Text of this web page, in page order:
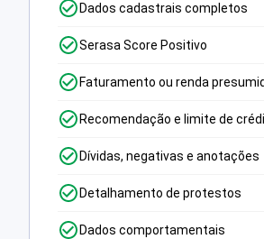
Dados cadastrais completos
Serasa Score Positivo
Faturamento ou renda
Recomendação e limite de
Dívidas, negativas e anotações
Detalhamento de protestos
Dados comportamentais